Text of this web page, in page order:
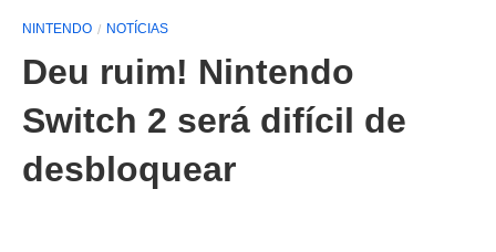
NINTENDO NOTÍCIAS
Deu ruim! Nintendo
Switch 2 será difícil de
desbloquear